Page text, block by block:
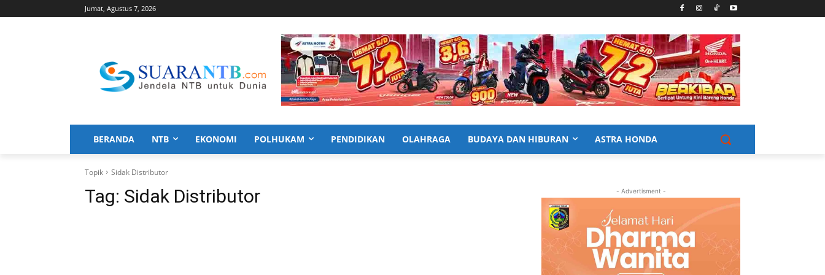
Jumat, Agustus 7, 2026
BERANDA NTB EKONOMI POLHUKAM PENDIDIKAN OLAHRAGA BUDAYA DAN HIBURAN ASTRA HONDA
Topik Sidak Distributor
Tag: Sidak Distributor - Advertisment -